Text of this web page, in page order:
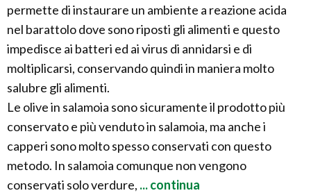
permette di instaurare un ambiente a reazione acida
nel barattolo dove sono riposti gli alimenti e questo
impedisce ai batteri ed ai virus di annidarsi e di
moltiplicarsi, conservando quindi in maniera molto
salubre gli alimenti.
Le olive in salamoia sono sicuramente il prodotto più
conservato e più venduto in salamoia, ma anche i
capperi sono molto spesso conservati con questo
metodo. In salamoia comunque non vengono
conservati solo verdure, ... continua